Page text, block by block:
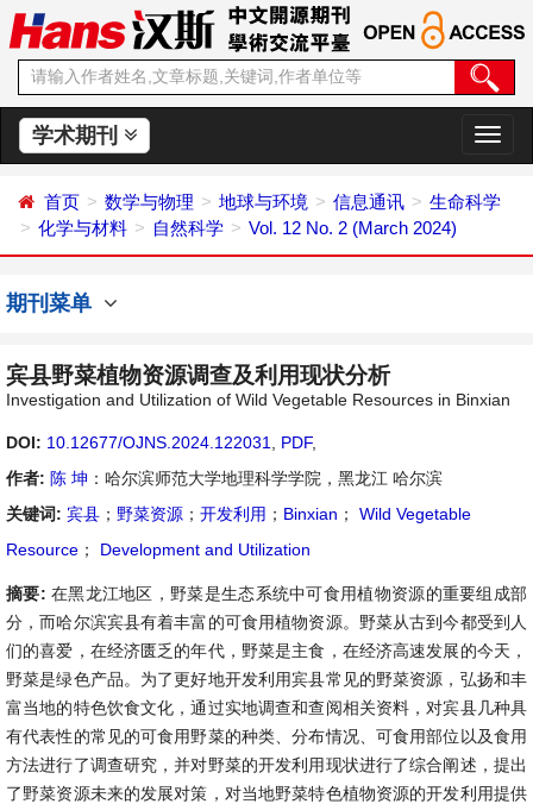
学术期刊
切
换
航
首页 数学与物理 地球与环境 信息通讯
生命科学
化学与材料
自然科学 Vol. 12 No. 2 (March 2024)
期刊菜单
宾县野菜植物资源调查及利用现状分析
Investigation and Utilization of Wild Vegetable Resources in Binxian
DOI: 10.12677/OJNS.2024.122031 PDF,
作者: 陈 坤 ：哈尔滨师范大学地理科学学院，黑龙江 哈尔滨
关键词: 宾县 ； 野菜资源 ； 开发利用 ； Binxian ；
Wild Vegetable
Resource ； Development and Utilization
摘要: 在黑龙江地区，野菜是生态系统中可食用植物资源的重要组成部
分，而哈尔滨宾县有着丰富的可食用植物资源。野菜从古到今都受到人
们的喜爱，在经济匮乏的年代，野菜是主食，在经济高速发展的今天，
野菜是绿色产品。为了更好地开发利用宾县常见的野菜资源，弘扬和丰
富当地的特色饮食文化，通过实地调查和查阅相关资料，对宾县几种具
有代表性的常见的可食用野菜的种类、分布情况、可食用部位以及食用
方法进行了调查研究，并对野菜的开发利用现状进行了综合阐述，提出
了野菜资源未来的发展对策，对当地野菜特色植物资源的开发利用提供